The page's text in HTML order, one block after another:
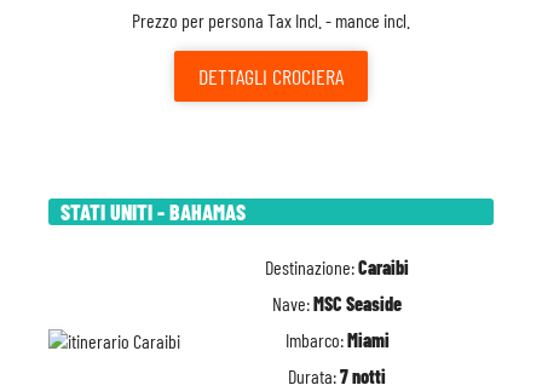
Prezzo per persona Tax Incl. - mance incl.
DETTAGLI CROCIERA
STATI UNITI - BAHAMAS
Destinazione:Caraibi
Nave:MSC Seaside
Imbarco:Miami
Durata:7 notti